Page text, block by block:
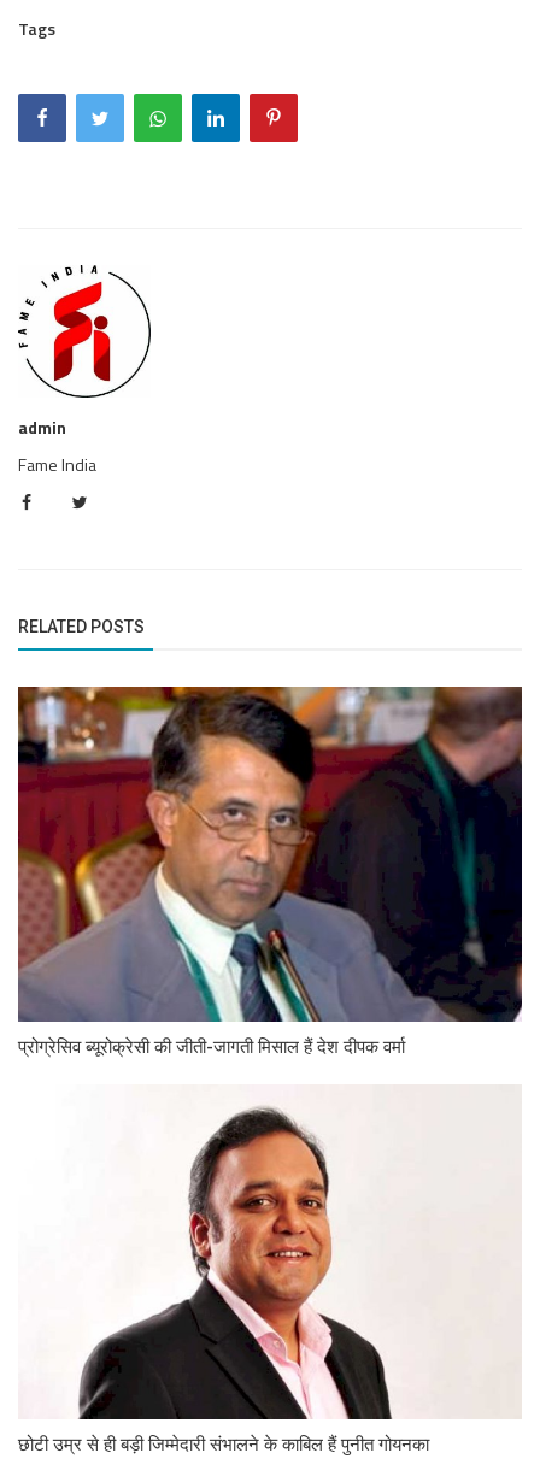
Tags
admin
Fame India
RELATED POSTS
प्रोग्रेसिव ब्यूरोक्रेसी की जीती-जागती मिसाल हैं देश दीपक वर्मा
छोटी उम्र से ही बड़ी जिम्मेदारी संभालने के काबिल हैं पुनीत गोयनका